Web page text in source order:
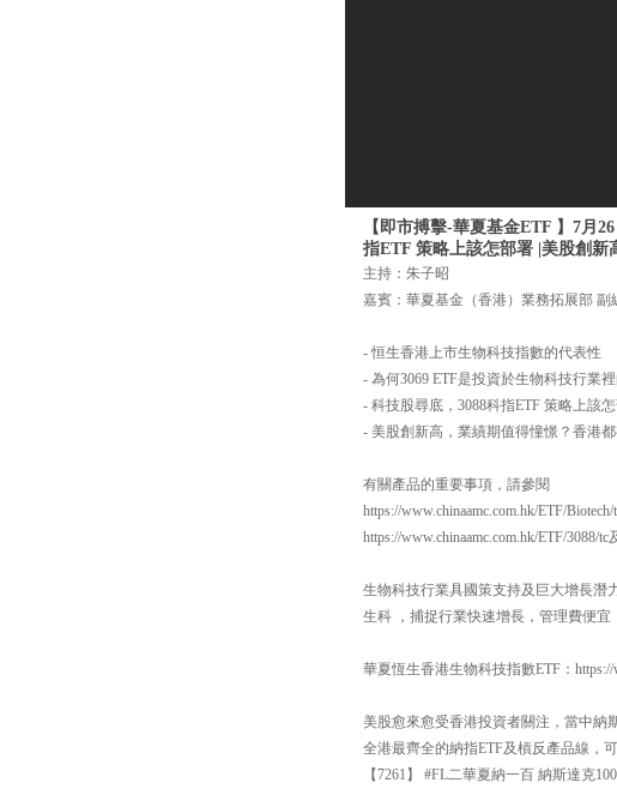
【即市搏擊-華夏基金ETF 】7月
指ETF 策略上該怎部署 |美股創新
主持：朱子昭
嘉賓：華夏基金（香港）業務拓展部 副
- 恒生香港上市生物科技指數的代表性
- 為何3069 ETF是投資於生物科技行業
- 科技股尋底，3088科指ETF 策略上該怎
- 美股創新高，業績期值得憧憬？香港都
有關產品的重要事項，請參閱
https://www.chinaamc.com.hk/ETF/
https://www.chinaamc.com.hk/ETF/3088/
生物科技行業具國策支持及巨大增長潛
生科 ，捕捉行業快速增長，管理費便宜
華夏恆生香港生物科技指數ETF：https://
美股愈來愈受香港投資者關注，當中納
全港最齊全的納指ETF及槓反產品線，
【7261】 #FL二華夏納一百 納斯達克